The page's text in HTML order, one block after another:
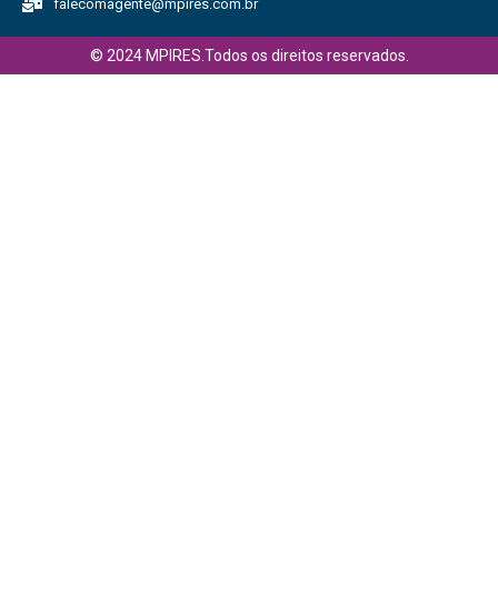
falecomagente@mpires.com.br
© 2024 MPIRES.Todos os direitos reservados.